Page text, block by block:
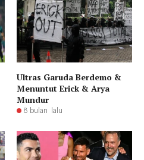
Ultras Garuda Berdemo &
Menuntut Erick & Arya
Mundur
8 bulan lalu